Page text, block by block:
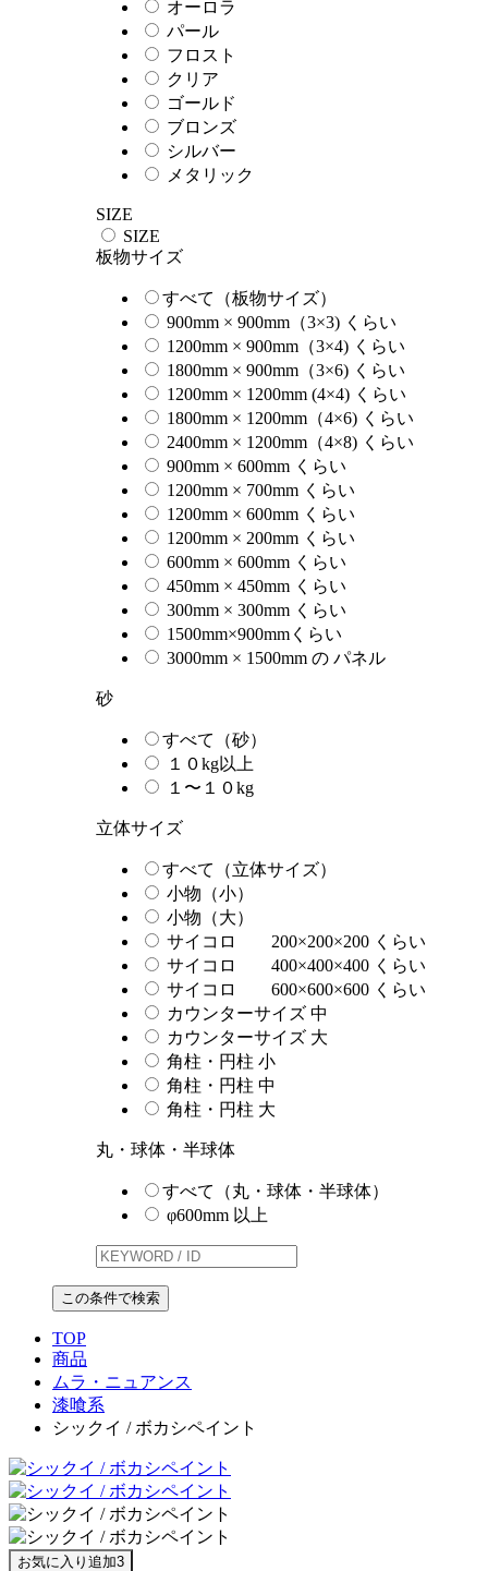
オーロラ
パール
フロスト
クリア
ゴールド
ブロンズ
シルバー
メタリック
SIZE
SIZE
板物サイズ
すべて（板物サイズ）
900mm × 900mm（3×3) くらい
1200mm × 900mm（3×4) くらい
1800mm × 900mm（3×6) くらい
1200mm × 1200mm (4×4) くらい
1800mm × 1200mm（4×6) くらい
2400mm × 1200mm（4×8) くらい
900mm × 600mm くらい
1200mm × 700mm くらい
1200mm × 600mm くらい
1200mm × 200mm くらい
600mm × 600mm くらい
450mm × 450mm くらい
300mm × 300mm くらい
1500mm×900mmくらい
3000mm × 1500mm の パネル
砂
すべて（砂）
１０kg以上
１〜１０kg
立体サイズ
すべて（立体サイズ）
小物（小）
小物（大）
サイコロ 200×200×200 くらい
サイコロ 400×400×400 くらい
サイコロ 600×600×600 くらい
カウンターサイズ 中
カウンターサイズ 大
角柱・円柱 小
角柱・円柱 中
角柱・円柱 大
丸・球体・半球体
すべて（丸・球体・半球体）
φ600mm 以上
この条件で検索
TOP
商品
ムラ・ニュアンス
漆喰系
シックイ / ボカシペイント
お気に入り追加3